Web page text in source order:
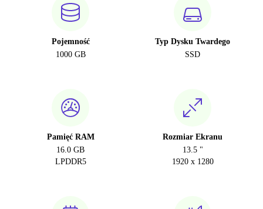
Pojemność
1000 GB
Typ Dysku Twardego
SSD
Pamięć RAM
16.0 GB
LPDDR5
Rozmiar Ekranu
13.5 "
1920 x 1280